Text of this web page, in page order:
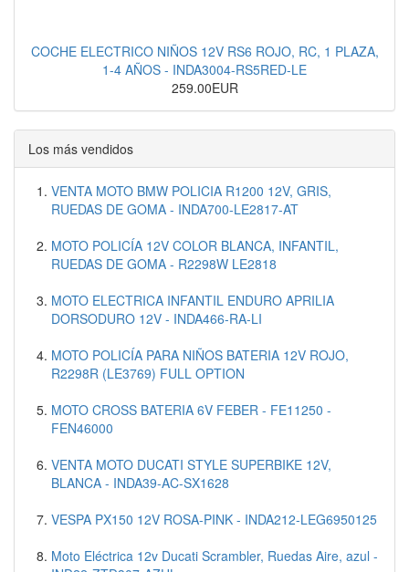
COCHE ELECTRICO NIÑOS 12V RS6 ROJO, RC, 1 PLAZA,
1-4 AÑOS - INDA3004-RS5RED-LE
259.00EUR
Los más vendidos
VENTA MOTO BMW POLICIA R1200 12V, GRIS,
RUEDAS DE GOMA - INDA700-LE2817-AT
MOTO POLICÍA 12V COLOR BLANCA, INFANTIL,
RUEDAS DE GOMA - R2298W LE2818
MOTO ELECTRICA INFANTIL ENDURO APRILIA
DORSODURO 12V - INDA466-RA-LI
MOTO POLICÍA PARA NIÑOS BATERIA 12V ROJO,
R2298R (LE3769) FULL OPTION
MOTO CROSS BATERIA 6V FEBER - FE11250 -
FEN46000
VENTA MOTO DUCATI STYLE SUPERBIKE 12V,
BLANCA - INDA39-AC-SX1628
VESPA PX150 12V ROSA-PINK - INDA212-LEG6950125
Moto Eléctrica 12v Ducati Scrambler, Ruedas Aire, azul -